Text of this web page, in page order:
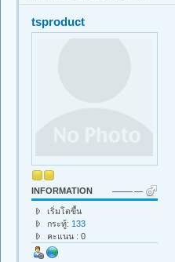
tsproduct
INFORMATION
เริ่มโตขึ้น
กระทู้: 133
คะแนน : 0